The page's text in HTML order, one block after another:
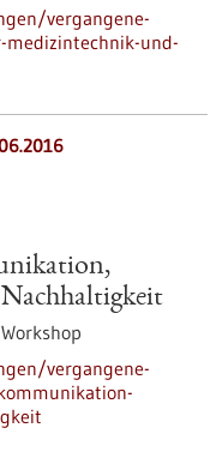
vergangene-
und-
Workshop
vergangene-